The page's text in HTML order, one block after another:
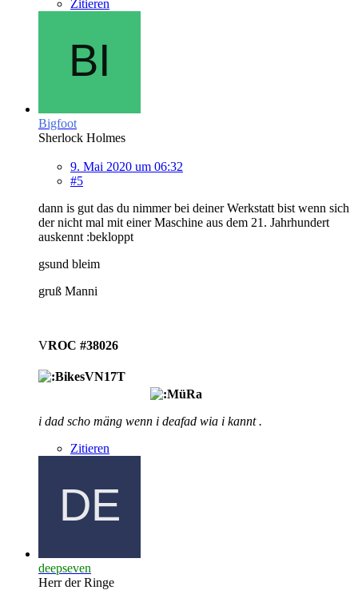
Zitieren
Bigfoot
Sherlock Holmes
9. Mai 2020 um 06:32
#5
dann is gut das du nimmer bei deiner Werkstatt bist wenn sich
der nicht mal mit einer Maschine aus dem 21. Jahrhundert
auskennt :bekloppt
gsund bleim
gruß Manni
VROC #38026
i dad scho mäng wenn i deafad wia i kannt .
Zitieren
deepseven
Herr der Ringe